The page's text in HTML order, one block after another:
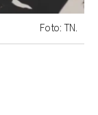
Foto: TN.